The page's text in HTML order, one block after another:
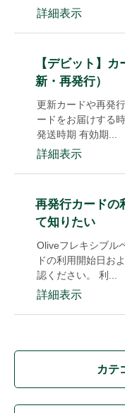
詳細表示
【デビット】
新・再発行）
更新カードや再発
ードをお届けする
発送時期 有効期...
詳細表示
再発行カードの
て知りたい
Oliveフレキシブル
ドの利用開始日お
認ください。 利...
詳細表示
カテ